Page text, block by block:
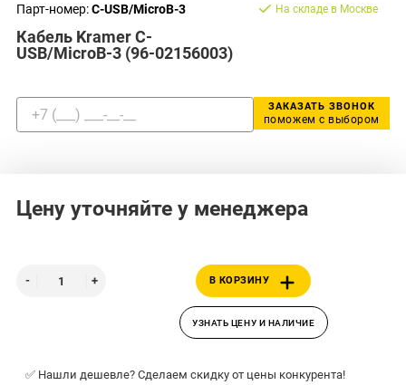
Парт-номер:C-USB/MicroB-3
Кабель Kramer C-
USB/MicroB-3 (96-02156003)
На складе в Москве
ЗАКАЗАТЬ ЗВОНОК
поможем с выбором
Цену уточняйте у менеджера
В КОРЗИНУ
УЗНАТЬ ЦЕНУ И НАЛИЧИЕ
✅ Нашли дешевле? Сделаем скидку от цены конкурента!